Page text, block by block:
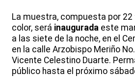
La muestra, compuesta por 22
color, será inaugurada este
a las siete de la noche, en el
en la calle Arzobispo Meriño
Vicente Celestino Duarte.
público hasta el próximo